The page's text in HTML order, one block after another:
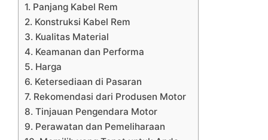
1. Panjang Kabel Rem
2. Konstruksi Kabel Rem
3. Kualitas Material
4. Keamanan dan Performa
5. Harga
6. Ketersediaan di Pasaran
7. Rekomendasi dari Produsen Motor
8. Tinjauan Pengendara Motor
9. Perawatan dan Pemeliharaan